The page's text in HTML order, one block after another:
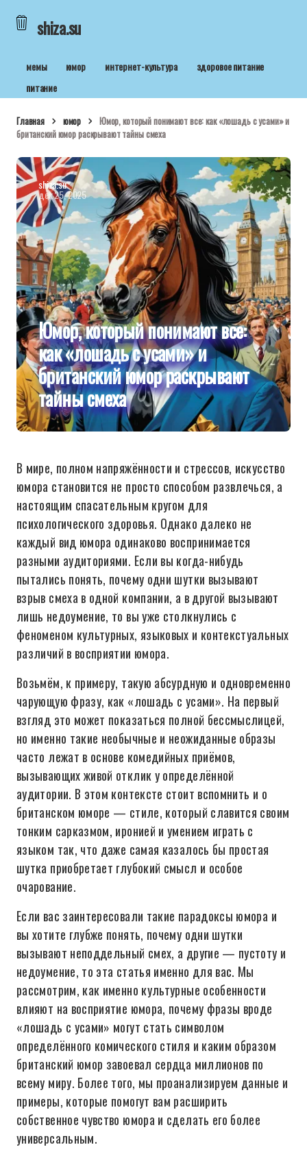
shiza.su
мемы юмор интернет-культура
здоровое питание
питание
Главная юмор
Юмор, который понимают все: как «лошадь с усами» и
британский юмор раскрывают тайны смеха
shiza.su
дек 25, 2025
Юмор, который понимают все:
как «лошадь с усами» и
британский юмор раскрывают
тайны смеха
В мире, полном напряжённости и стрессов, искусство
юмора становится не просто способом развлечься, а
настоящим спасательным кругом для
психологического здоровья. Однако далеко не
каждый вид юмора одинаково воспринимается
разными аудиториями. Если вы когда-нибудь
пытались понять, почему одни шутки вызывают
взрыв смеха в одной компании, а в другой вызывают
лишь недоумение, то вы уже столкнулись с
феноменом культурных, языковых и контекстуальных
различий в восприятии юмора.
Возьмём, к примеру, такую абсурдную и одновременно
чарующую фразу, как «лошадь с усами». На первый
взгляд это может показаться полной бессмыслицей,
но именно такие необычные и неожиданные образы
часто лежат в основе комедийных приёмов,
вызывающих живой отклик у определённой
аудитории. В этом контексте стоит вспомнить и о
британском юморе — стиле, который славится своим
тонким сарказмом, иронией и умением играть с
языком так, что даже самая казалось бы простая
шутка приобретает глубокий смысл и особое
очарование.
Если вас заинтересовали такие парадоксы юмора и
вы хотите глубже понять, почему одни шутки
вызывают неподдельный смех, а другие — пустоту и
недоумение, то эта статья именно для вас. Мы
рассмотрим, как именно культурные особенности
влияют на восприятие юмора, почему фразы вроде
«лошадь с усами» могут стать символом
определённого комического стиля и каким образом
британский юмор завоевал сердца миллионов по
всему миру. Более того, мы проанализируем данные и
примеры, которые помогут вам расширить
собственное чувство юмора и сделать его более
универсальным.